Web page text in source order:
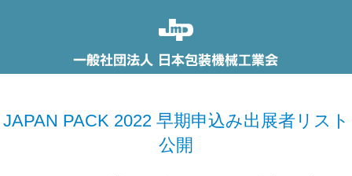
JAPAN PACK 2022 早期申込み出展者リスト
公開